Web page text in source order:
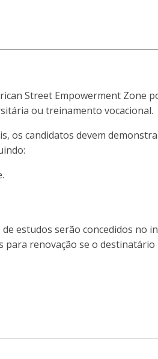
Street Empowerment Zone
ou treinamento vocacional.
os candidatos devem
estudos serão concedidos no
para renovação se o